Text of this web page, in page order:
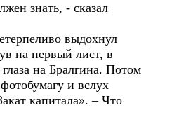
знать, - сказал
выдохнул
на первый лист, в
на Бралгина. Потом
и вслух
капитала». – Что